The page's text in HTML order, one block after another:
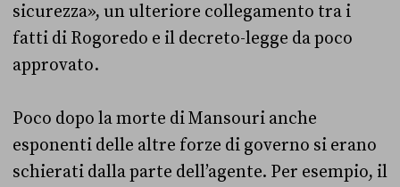
sicurezza», un ulteriore collegamento tra i
fatti di Rogoredo e il decreto-legge da poco
approvato.
Poco dopo la morte di Mansouri anche
esponenti delle altre forze di governo si erano
schierati dalla parte dell’agente. Per esempio, il